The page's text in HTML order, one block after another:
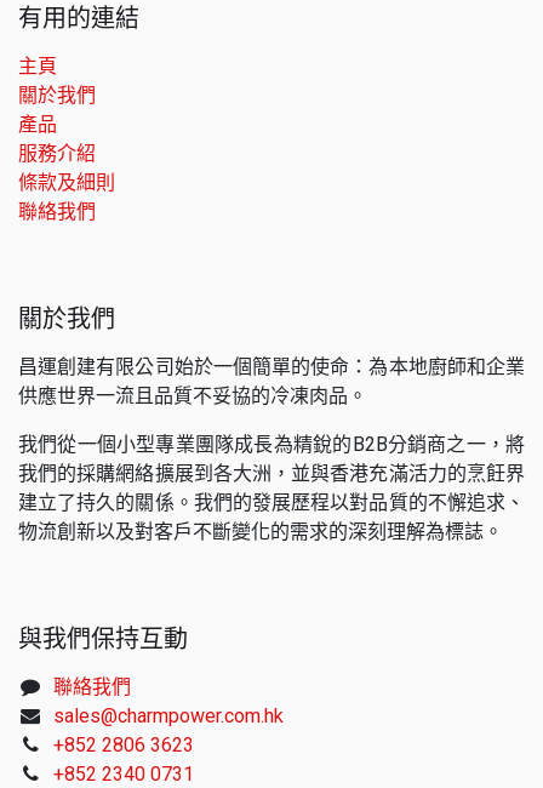
有用的連結
主頁
關於我們
產品
服務介紹
條款及細則
聯絡我們
關於我們
昌運創建有限公司始於一個簡單的使命：為本地廚師和企業
供應世界一流且品質不妥協的冷凍肉品。
我們從一個小型專業團隊成長為精銳的B2B分銷商之一，將
我們的採購網絡擴展到各大洲，並與香港充滿活力的烹飪界
建立了持久的關係。我們的發展歷程以對品質的不懈追求、
物流創新以及對客戶不斷變化的需求的深刻理解為標誌。
與我們保持互動
聯絡我們
sales@charmpower.com.hk
+852 2806 3623
+852 2340 0731